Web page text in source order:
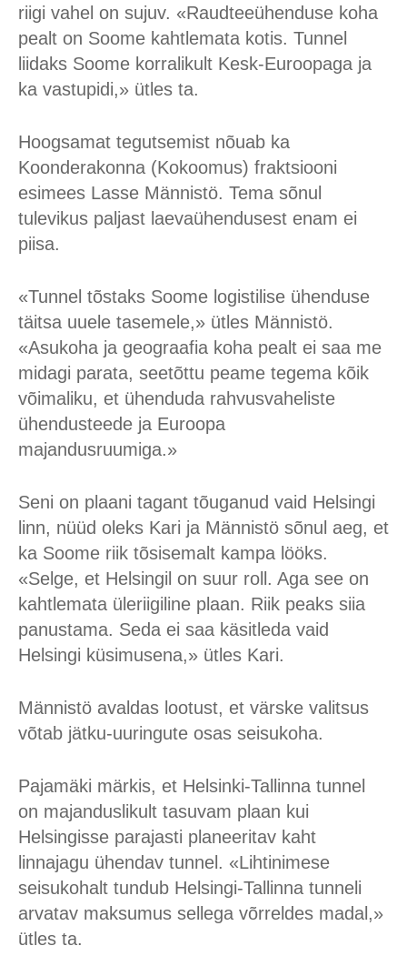
riigi vahel on sujuv. «Raudteeühenduse koha
pealt on Soome kahtlemata kotis. Tunnel
liidaks Soome korralikult Kesk-Euroopaga ja
ka vastupidi,» ütles ta.
Hoogsamat tegutsemist nõuab ka
Koonderakonna (Kokoomus) fraktsiooni
esimees Lasse Männistö. Tema sõnul
tulevikus paljast laevaühendusest enam ei
piisa.
«Tunnel tõstaks Soome logistilise ühenduse
täitsa uuele tasemele,» ütles Männistö.
«Asukoha ja geograafia koha pealt ei saa me
midagi parata, seetõttu peame tegema kõik
võimaliku, et ühenduda rahvusvaheliste
ühendusteede ja Euroopa
majandusruumiga.»
Seni on plaani tagant tõuganud vaid Helsingi
linn, nüüd oleks Kari ja Männistö sõnul aeg, et
ka Soome riik tõsisemalt kampa lööks.
«Selge, et Helsingil on suur roll. Aga see on
kahtlemata üleriigiline plaan. Riik peaks siia
panustama. Seda ei saa käsitleda vaid
Helsingi küsimusena,» ütles Kari.
Männistö avaldas lootust, et värske valitsus
võtab jätku-uuringute osas seisukoha.
Pajamäki märkis, et Helsinki-Tallinna tunnel
on majanduslikult tasuvam plaan kui
Helsingisse parajasti planeeritav kaht
linnajagu ühendav tunnel. «Lihtinimese
seisukohalt tundub Helsingi-Tallinna tunneli
arvatav maksumus sellega võrreldes madal,»
ütles ta.